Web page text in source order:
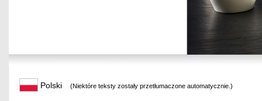
Polski (Niektóre teksty zostały przetłumaczone automatycznie.)